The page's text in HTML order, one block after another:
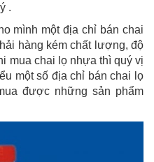
.
mình một địa chỉ bán chai
hàng kém chất lượng, độ
mua chai lọ nhựa thì quý vị
một số địa chỉ bán chai lọ
được những sản phẩm